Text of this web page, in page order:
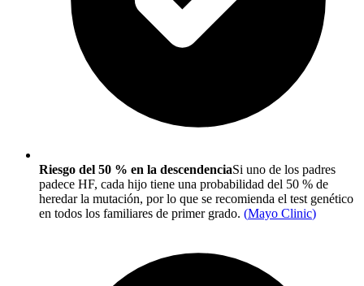
Riesgo del 50 % en la descendenciaSi uno de los padres
padece HF, cada hijo tiene una probabilidad del 50 % de
heredar la mutación, por lo que se recomienda el test genético
en todos los familiares de primer grado. (Mayo Clinic)